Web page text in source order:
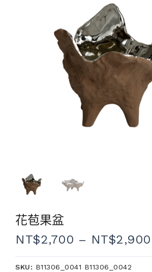
花苞果盆
NT$2,700 – NT$2,900
SKU: B11306_0041 B11306_0042